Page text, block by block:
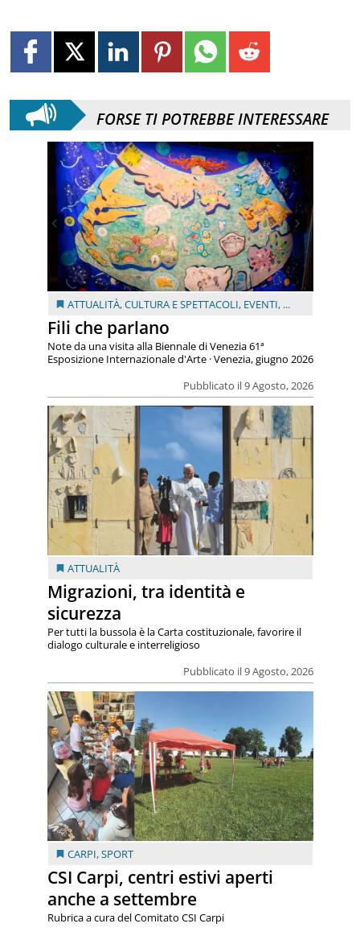
FORSE TI POTREBBE INTERESSARE
ATTUALITÀ,CULTURA E SPETTACOLI, EVENTI, ...
Fili che parlano
Pubblicato il 9 Agosto, 2026
Note da una visita alla Biennale di Venezia 61ª
Esposizione Internazionale d'Arte · Venezia, giugno 2026
ATTUALITÀ
Migrazioni, tra identità e
sicurezza
Pubblicato il 9 Agosto, 2026
Per tutti la bussola è la Carta costituzionale, favorire il
dialogo culturale e interreligioso
CARPI,SPORT
CSI Carpi, centri estivi aperti
anche a settembre
Rubrica a cura del Comitato CSI Carpi